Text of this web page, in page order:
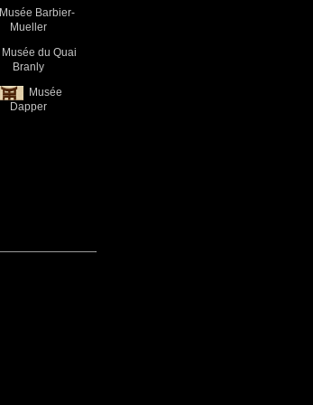
Musée Barbier-
Mueller
Musée du Quai
Branly
Musée
Dapper